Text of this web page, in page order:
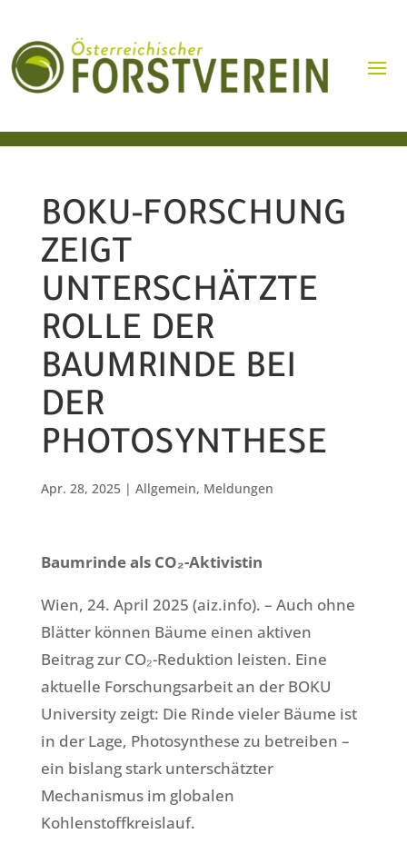
BOKU-FORSCHUNG
ZEIGT
UNTERSCHÄTZTE
ROLLE DER
BAUMRINDE BEI
DER
PHOTOSYNTHESE
Apr. 28, 2025| Allgemein, Meldungen
Baumrinde als CO₂-Aktivistin
Wien, 24. April 2025 (aiz.info). – Auch ohne
Blätter können Bäume einen aktiven
Beitrag zur CO₂-Reduktion leisten. Eine
aktuelle Forschungsarbeit an der BOKU
University zeigt: Die Rinde vieler Bäume ist
in der Lage, Photosynthese zu betreiben –
ein bislang stark unterschätzter
Mechanismus im globalen
Kohlenstoffkreislauf.